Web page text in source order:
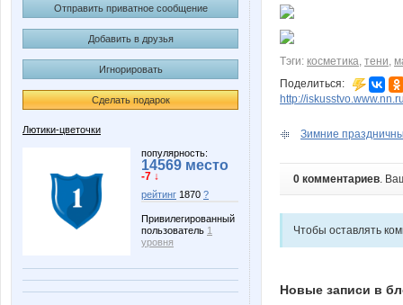
Отправить приватное сообщение
Добавить в друзья
Игнорировать
Сделать подарок
Лютики-цветочки
популярность:
14569 место
-7 ↓
рейтинг 1870 ?
Привилегированный
пользователь 1
уровня
Тэги: косметика, тени,
Поделиться:
http://
Зимние
0 комментариев.
Чтобы оставлять
Новые записи в